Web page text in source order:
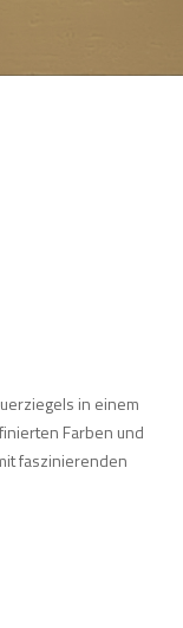
in einem
Farben und
faszinierenden